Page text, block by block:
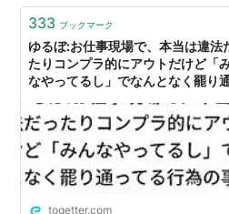
333 ブックマーク
ゆるぼ:お仕事現場で、本当は違法
たりコンプラ的にアウトだけど「
なやってるし」でなんとなく罷り
togetter.com